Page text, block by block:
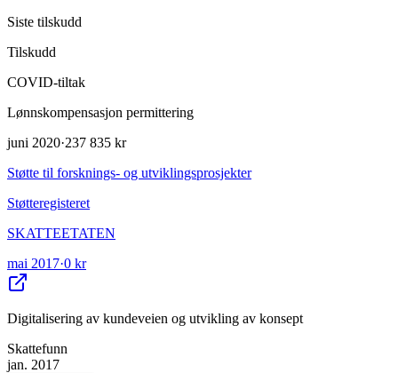
Siste tilskudd
Tilskudd
COVID-tiltak
Lønnskompensasjon permittering
juni 2020·237 835 kr
Støtte til forsknings- og utviklingsprosjekter
Støtteregisteret
SKATTEETATEN
mai 2017·0 kr
Digitalisering av kundeveien og utvikling av konsept
Skattefunn
jan. 2017